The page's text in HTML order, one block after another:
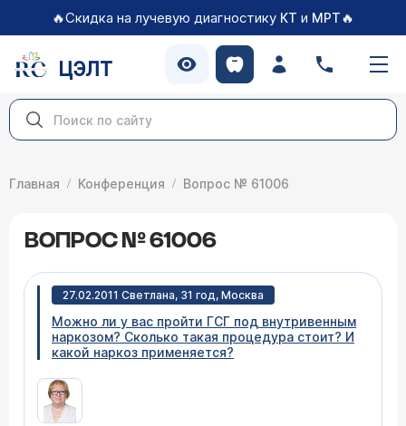
🔥Скидка на лучевую диагностику КТ и МРТ🔥
ЦЭЛТ
Главная Конференция Вопрос № 61006
ВОПРОС № 61006
27.02.2011 Светлана, 31 год, Москва
Можно ли у вас пройти ГСГ под внутривенным
наркозом? Сколько такая процедура стоит? И
какой наркоз применяется?